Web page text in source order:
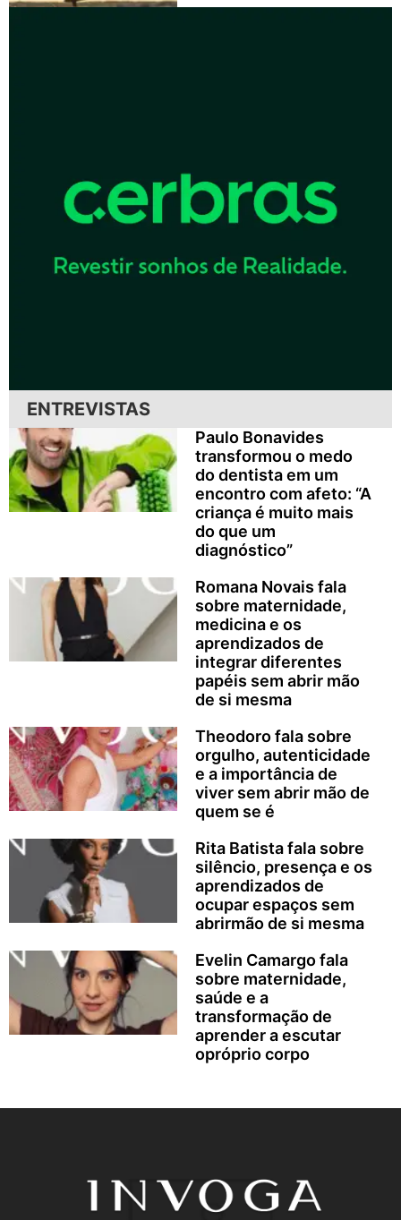
ENTREVISTAS
Paulo Bonavides
transformou o medo
do dentista em um
encontro com afeto: “A
criança é muito mais
do que um
diagnóstico”
Romana Novais fala
sobre maternidade,
medicina e os
aprendizados de
integrar diferentes
papéis sem abrir mão
de si mesma
Theodoro fala sobre
orgulho, autenticidade
e a importância de
viver sem abrir mão de
quem se é
Rita Batista fala sobre
silêncio, presença e os
aprendizados de
ocupar espaços sem
abrirmão de si mesma
Evelin Camargo fala
sobre maternidade,
saúde e a
transformação de
aprender a escutar
opróprio corpo